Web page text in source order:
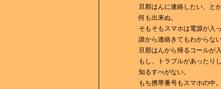
旦那はんに連絡したい、と
何も出来ぬ。
そもそもスマホは電源が入
誰から連絡きてもわからな
旦那はんから帰るコールが
もし、トラブルがあったり
知るすべがない。
もち携帯番号もスマホの中